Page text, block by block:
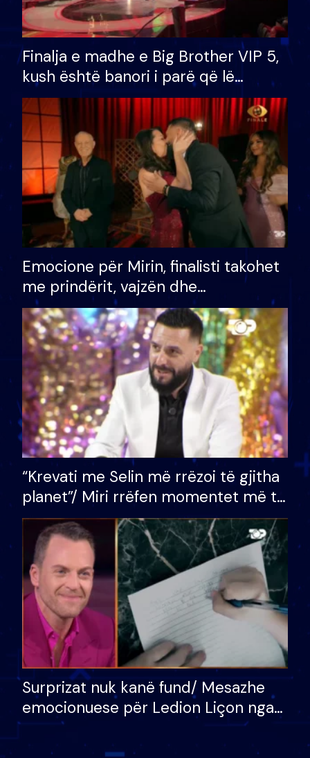
Finalja e madhe e Big Brother VIP 5,
kush është banori i parë që lë
shtëpinë dhe humb mundësinë për
të fituar çmimin e madh
Emocione për Mirin, finalisti takohet
me prindërit, vajzën dhe
bashkëshorten: S’kemi ndonjë letër
divorci apo jo?
“Krevati me Selin më rrëzoi të gjitha
planet”/ Miri rrëfen momentet më të
bukura në shtëpinë e BB VIP: Do më
mungojë zilja e mëngjesit kur…
Surprizat nuk kanë fund/ Mesazhe
emocionuese për Ledion Liçon nga
nëna dhe fëmijët e tij, moderatori
nuk i mban dot lotët: Nuk meritoj…